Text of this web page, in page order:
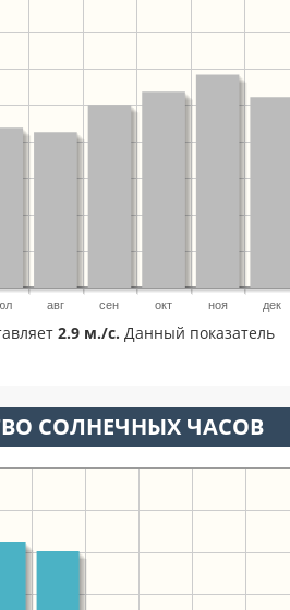
авг сен окт ноя дек
2.9 м./с. Данный показатель
СОЛНЕЧНЫХ ЧАСОВ